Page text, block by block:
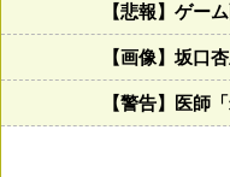
【悲報】ゲー
【画像】坂口
【警告】医師